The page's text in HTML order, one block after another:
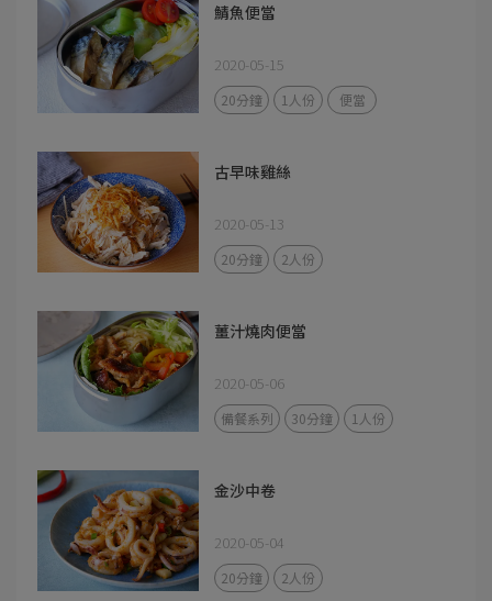
鯖魚便當
2020-05-15
20分鐘 1人份 便當
古早味雞絲
2020-05-13
20分鐘 2人份
薑汁燒肉便當
2020-05-06
備餐系列 30分鐘 1人份
金沙中卷
2020-05-04
20分鐘 2人份